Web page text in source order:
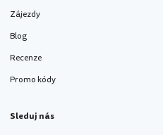
Zájezdy
Blog
Recenze
Promo kódy
Sleduj nás